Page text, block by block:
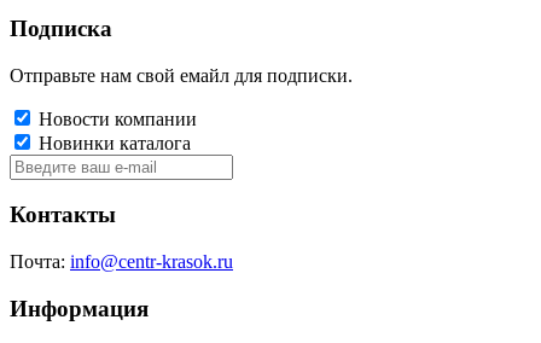
Подписка
Отправьте нам свой емайл для подписки.
Новости компании
Новинки каталога
Контакты
Почта: info@centr-krasok.ru
Информация